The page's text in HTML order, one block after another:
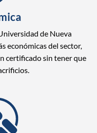
de Nueva
económicas del sector,
certificado sin tener que